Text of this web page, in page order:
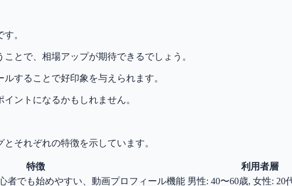
。
とで、相場アップが期待できるでしょう。
することで好印象を与えられます。
ントになるかもしれません。
それぞれの特徴を示しています。
特徴
利用者層
者でも始めやすい、動画プロフィール機能 男性: 40〜60歳, 女性: 20